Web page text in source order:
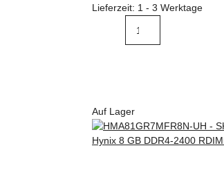
Lieferzeit: 1 - 3 Werktage
Auf Lager